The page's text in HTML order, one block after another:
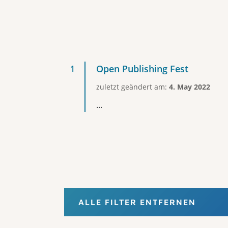
Open Publishing Fest
zuletzt geändert am: 4. May 2022
...
ALLE FILTER ENTFERNEN